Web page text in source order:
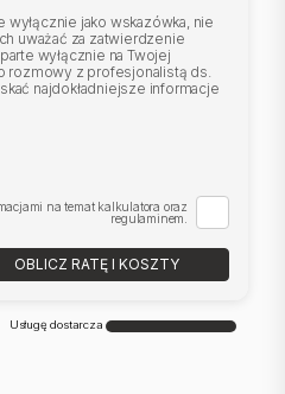
jako wskazówka, nie
uważać za zatwierdzenie
wyłącznie na Twojej
rozmowy z profesjonalistą ds.
najdokładniejsze informacje
na temat kalkulatora oraz
regulaminem.
OBLICZ RATĘ I KOSZTY
Usługę dostarcza